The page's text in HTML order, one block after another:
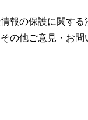
報の保護に関す
の他ご意見・お